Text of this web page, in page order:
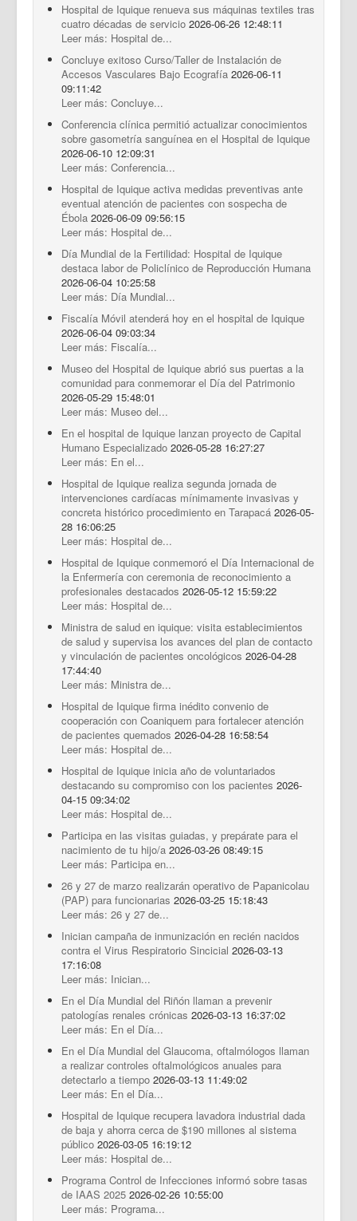
Hospital de Iquique renueva sus máquinas textiles tras
cuatro décadas de servicio 2026-06-26 12:48:11
Leer más: Hospital de...
Concluye exitoso Curso/Taller de Instalación de
Accesos Vasculares Bajo Ecografía 2026-06-11
09:11:42
Leer más: Concluye...
Conferencia clínica permitió actualizar conocimientos
sobre gasometría sanguínea en el Hospital de Iquique
2026-06-10 12:09:31
Leer más: Conferencia...
Hospital de Iquique activa medidas preventivas ante
eventual atención de pacientes con sospecha de
Ébola 2026-06-09 09:56:15
Leer más: Hospital de...
Día Mundial de la Fertilidad: Hospital de Iquique
destaca labor de Policlínico de Reproducción Humana
2026-06-04 10:25:58
Leer más: Día Mundial...
Fiscalía Móvil atenderá hoy en el hospital de Iquique
2026-06-04 09:03:34
Leer más: Fiscalía...
Museo del Hospital de Iquique abrió sus puertas a la
comunidad para conmemorar el Día del Patrimonio
2026-05-29 15:48:01
Leer más: Museo del...
En el hospital de Iquique lanzan proyecto de Capital
Humano Especializado 2026-05-28 16:27:27
Leer más: En el...
Hospital de Iquique realiza segunda jornada de
intervenciones cardíacas mínimamente invasivas y
concreta histórico procedimiento en Tarapacá 2026-05-
28 16:06:25
Leer más: Hospital de...
Hospital de Iquique conmemoró el Día Internacional de
la Enfermería con ceremonia de reconocimiento a
profesionales destacados 2026-05-12 15:59:22
Leer más: Hospital de...
Ministra de salud en iquique: visita establecimientos
de salud y supervisa los avances del plan de contacto
y vinculación de pacientes oncológicos 2026-04-28
17:44:40
Leer más: Ministra de...
Hospital de Iquique firma inédito convenio de
cooperación con Coaniquem para fortalecer atención
de pacientes quemados 2026-04-28 16:58:54
Leer más: Hospital de...
Hospital de Iquique inicia año de voluntariados
destacando su compromiso con los pacientes 2026-
04-15 09:34:02
Leer más: Hospital de...
Participa en las visitas guiadas, y prepárate para el
nacimiento de tu hijo/a 2026-03-26 08:49:15
Leer más: Participa en...
26 y 27 de marzo realizarán operativo de Papanicolau
(PAP) para funcionarias 2026-03-25 15:18:43
Leer más: 26 y 27 de...
Inician campaña de inmunización en recién nacidos
contra el Virus Respiratorio Sincicial 2026-03-13
17:16:08
Leer más: Inician...
En el Día Mundial del Riñón llaman a prevenir
patologías renales crónicas 2026-03-13 16:37:02
Leer más: En el Día...
En el Día Mundial del Glaucoma, oftalmólogos llaman
a realizar controles oftalmológicos anuales para
detectarlo a tiempo 2026-03-13 11:49:02
Leer más: En el Día...
Hospital de Iquique recupera lavadora industrial dada
de baja y ahorra cerca de $190 millones al sistema
público 2026-03-05 16:19:12
Leer más: Hospital de...
Programa Control de Infecciones informó sobre tasas
de IAAS 2025 2026-02-26 10:55:00
Leer más: Programa...